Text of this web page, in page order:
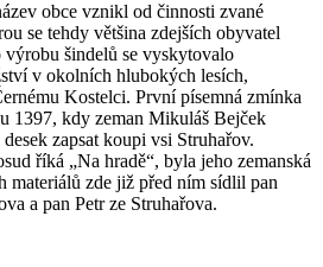
obce vznikl od činnosti zvané
se tehdy většina zdejších obyvatel
šindelů se vyskytovalo
v okolních hlubokých lesích,
Kostelci. První písemná zmínka
1397, kdy zeman Mikuláš Bejček
zapsat koupi vsi Struhařov.
říká „Na hradě“, byla jeho zemanská
materiálů zde již před ním sídlil pan
a pan Petr ze Struhařova.